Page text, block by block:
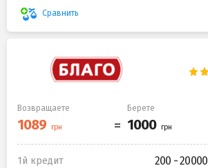
Сравнить
Возвращаете Берете
1й кредит 200 - 20000